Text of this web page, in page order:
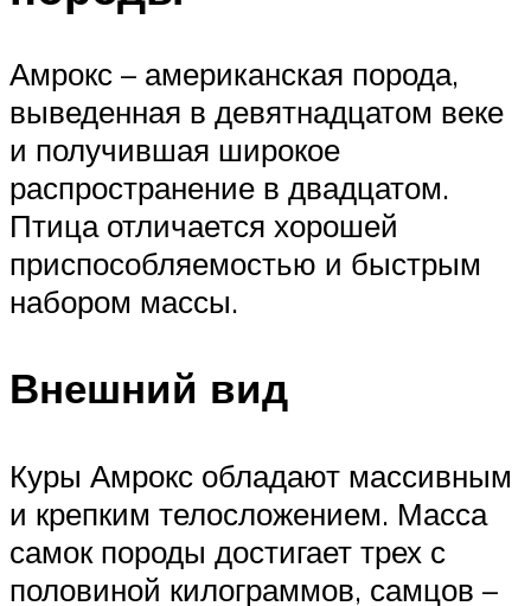
Амрокс – американская порода,
выведенная в девятнадцатом веке
и получившая широкое
распространение в двадцатом.
Птица отличается хорошей
приспособляемостью и быстрым
набором массы.
Внешний вид
Куры Амрокс обладают массивным
и крепким телосложением. Масса
самок породы достигает трех с
половиной килограммов, самцов –